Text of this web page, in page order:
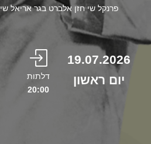
פרנקל שי חזן אלברט בגר אריאל
19.07.2026
יום ראשון
דלתות
20:00